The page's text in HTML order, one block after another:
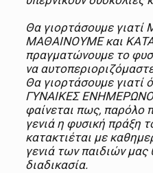
Θα γιορτάσουμε
ΜΑΘΑΙΝΟΥΜΕ και
πραγματώνουμε το
να
Θα γιορτάσουμε γιατί
ΓΥΝΑΙΚΕΣ
φαίνεται πως, παρόλο
γενιά η φυσική πράξη
κατακτιέται με
γενιά των παιδιών μας
διαδικασία.